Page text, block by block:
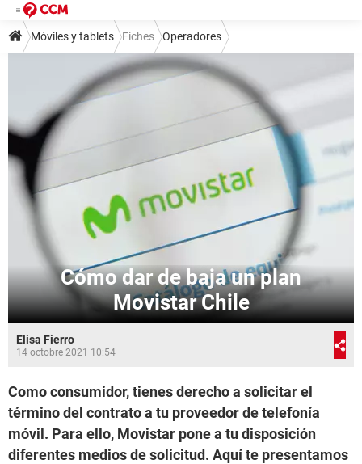
Móviles y tablets Fiches Operadores
Cómo dar de baja un plan
Movistar Chile
Elisa Fierro
14 octobre 2021 10:54
Como consumidor, tienes derecho a solicitar el
término del contrato a tu proveedor de telefonía
móvil. Para ello, Movistar pone a tu disposición
diferentes medios de solicitud. Aquí te presentamos